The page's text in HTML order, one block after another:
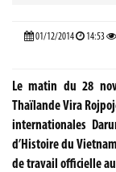
01/12/2014 14:53
Le matin du 28
Thaïlande Vira
internationales
d’Histoire du
de travail officielle